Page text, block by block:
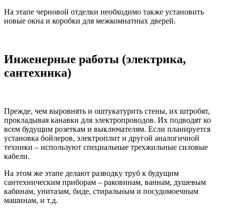
На этапе черновой отделки необходимо также установить
новые окна и коробки для межкомнатных дверей.
Инженерные работы (электрика,
сантехника)
Прежде, чем выровнять и оштукатурить стены, их штробят,
прокладывая канавки для электропроводов. Их подводят ко
всем будущим розеткам и выключателям. Если планируется
установка бойлеров, электроплит и другой аналогичной
техники – используют специальные трехжильные силовые
кабели.
На этом же этапе делают разводку труб к будущим
сантехническим приборам – раковинам, ваннам, душевым
кабинам, унитазам, биде, стиральным и посудомоечным
машинам, и т.д.